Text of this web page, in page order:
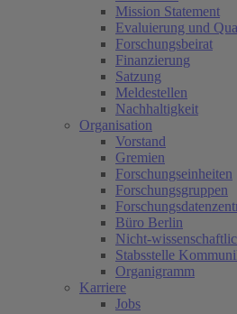
Mission Statement
Evaluierung und
Forschungsbeirat
Finanzierung
Satzung
Meldestellen
Nachhaltigkeit
Organisation
Vorstand
Gremien
Forschungseinheiten
Forschungsgruppen
Büro Berlin
Nicht-
Stabsstelle
Organigramm
Karriere
Jobs